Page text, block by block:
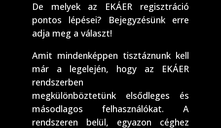
De melyek az EKÁER regisztráció
pontos lépései? Bejegyzésünk erre
adja meg a választ!
Amit mindenképpen tisztáznunk kell
már a legelején, hogy az EKÁER
rendszerben
megkülönböztetünk elsődleges és
másodlagos felhasználókat. A
rendszeren belül, egyazon céghez